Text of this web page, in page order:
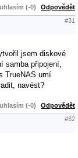
(-0) Odpovědět
#31
jsem diskové
samba připojení,
TrueNAS umí
navést?
(-0) Odpovědět
#32